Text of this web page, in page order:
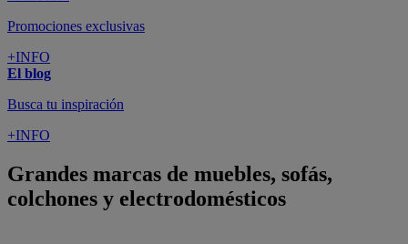
SUSCRÍBETE A LA NEWSLETTER
y consigue10€dto para la próxima compra
SUSCRIBIRME